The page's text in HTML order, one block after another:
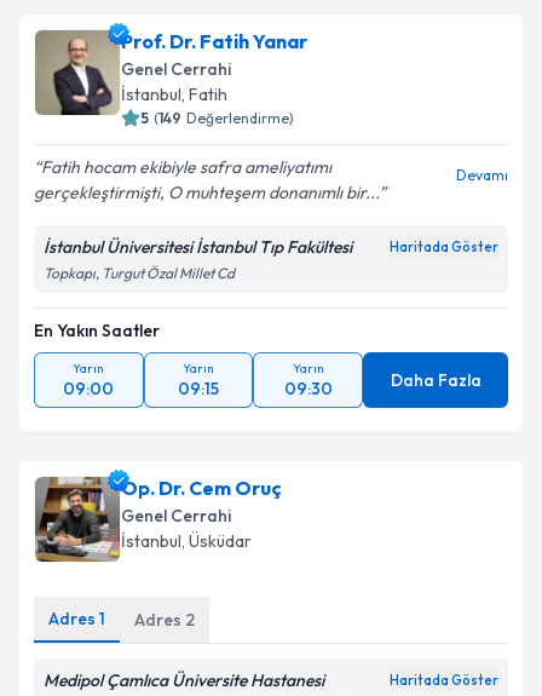
Prof. Dr. Fatih Yanar
Genel Cerrahi
İstanbul, Fatih
5 (149 Değerlendirme)
Fatih hocam ekibiyle safra ameliyatımı
gerçekleştirmişti, O muhteşem donanımlı bir...
Devamı
İstanbul Üniversitesi İstanbul Tıp Fakültesi Haritada Göster
Topkapı, Turgut Özal Millet Cd
En Yakın Saatler
Yarın
09:00
Yarın
09:15
Yarın
09:30 Daha Fazla
Op. Dr. Cem Oruç
Genel Cerrahi
İstanbul, Üsküdar
Adres 1 Adres 2
Medipol Çamlıca Üniversite Hastanesi Haritada Göster